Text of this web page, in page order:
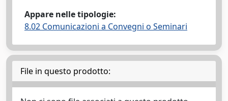
Appare nelle tipologie:
8.02 Comunicazioni a Convegni o Seminari
File in questo prodotto: